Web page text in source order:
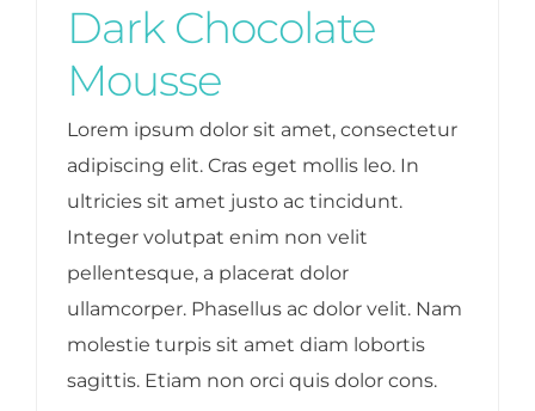
Dark Chocolate
Mousse
Lorem ipsum dolor sit amet, consectetur
adipiscing elit. Cras eget mollis leo. In
ultricies sit amet justo ac tincidunt.
Integer volutpat enim non velit
pellentesque, a placerat dolor
ullamcorper. Phasellus ac dolor velit. Nam
molestie turpis sit amet diam lobortis
sagittis. Etiam non orci quis dolor cons.